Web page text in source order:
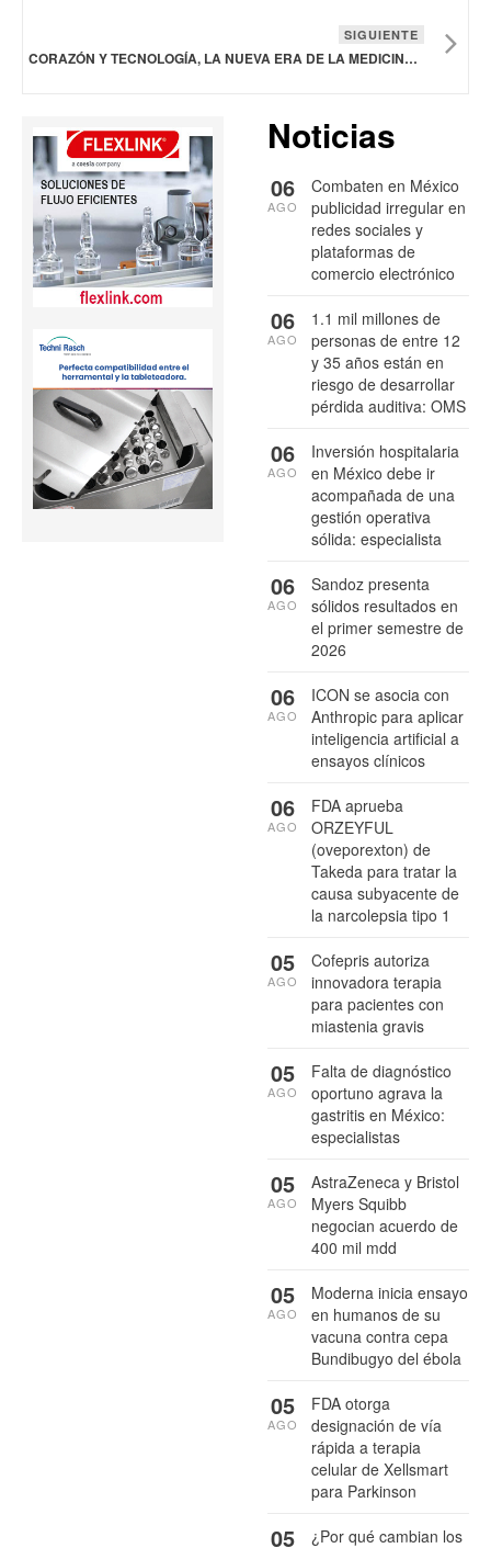
SIGUIENTE
CORAZÓN Y TECNOLOGÍA, LA NUEVA ERA DE LA MEDICINA CARDIOVASCULAR
Noticias
Combaten en México
publicidad irregular en
redes sociales y
plataformas de
comercio electrónico
06
AGO
1.1 mil millones de
personas de entre 12
y 35 años están en
riesgo de desarrollar
pérdida auditiva: OMS
06
AGO
Inversión hospitalaria
en México debe ir
acompañada de una
gestión operativa
sólida: especialista
06
AGO
Sandoz presenta
sólidos resultados en
el primer semestre de
2026
06
AGO
ICON se asocia con
Anthropic para aplicar
inteligencia artificial a
ensayos clínicos
06
AGO
FDA aprueba
ORZEYFUL
(oveporexton) de
Takeda para tratar la
causa subyacente de
la narcolepsia tipo 1
06
AGO
Cofepris autoriza
innovadora terapia
para pacientes con
miastenia gravis
05
AGO
Falta de diagnóstico
oportuno agrava la
gastritis en México:
especialistas
05
AGO
AstraZeneca y Bristol
Myers Squibb
negocian acuerdo de
400 mil mdd
05
AGO
Moderna inicia ensayo
en humanos de su
vacuna contra cepa
Bundibugyo del ébola
05
AGO
FDA otorga
designación de vía
rápida a terapia
celular de Xellsmart
para Parkinson
05
AGO
¿Por qué cambian los
05